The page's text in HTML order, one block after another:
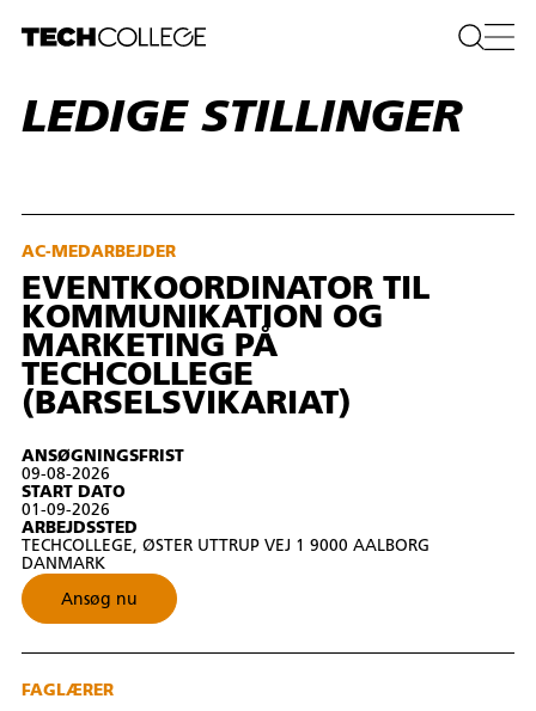
LEDIGE STILLINGER
AC-MEDARBEJDER
EVENTKOORDINATOR TIL
KOMMUNIKATION OG
MARKETING PÅ
TECHCOLLEGE
(BARSELSVIKARIAT)
ANSØGNINGSFRIST
09-08-2026
START DATO
01-09-2026
ARBEJDSSTED
TECHCOLLEGE, ØSTER UTTRUP VEJ 1 9000 AALBORG
DANMARK
Ansøg nu
FAGLÆRER